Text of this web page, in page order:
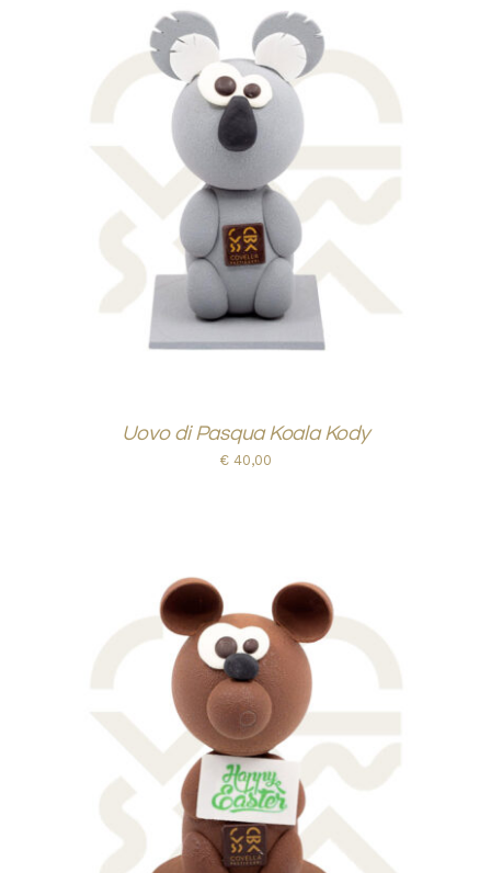
AGGIUNGI AL CARRELLO
DETTAGLI
Uovo di Pasqua Koala Kody
€ 40,00
AGGIUNGI AL CARRELLO
DETTAGLI